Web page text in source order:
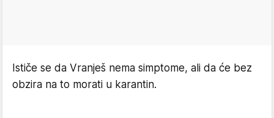
Ističe se da Vranješ nema simptome, ali da će bez
obzira na to morati u karantin.